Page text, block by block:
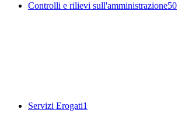
Controlli e rilievi sull'amministrazione50
Servizi Erogati1